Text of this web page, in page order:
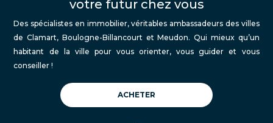
votre futur chez vous
Des spécialistes en immobilier, véritables ambassadeurs des villes
de Clamart, Boulogne-Billancourt et Meudon. Qui mieux qu’un
habitant de la ville pour vous orienter, vous guider et vous
conseiller !
ACHETER